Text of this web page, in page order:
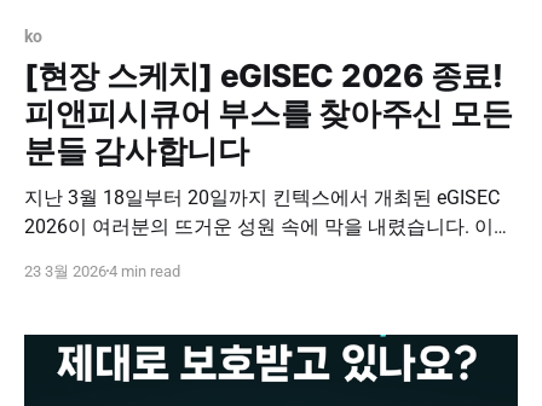
ko
[현장 스케치] eGISEC 2026 종료!
피앤피시큐어 부스를 찾아주신 모든
분들 감사합니다
지난 3월 18일부터 20일까지 킨텍스에서 개최된 eGISEC
2026이 여러분의 뜨거운 성원 속에 막을 내렸습니다. 이번
랙 세션을 통해 실전적 보안 로드맵을 제시했습니다. 급변
응할 수 있는 전략은 무엇인지, '제로 트러스트 모델'의 비
전과 함께 구체적인 실천
23 3월 20264 min read